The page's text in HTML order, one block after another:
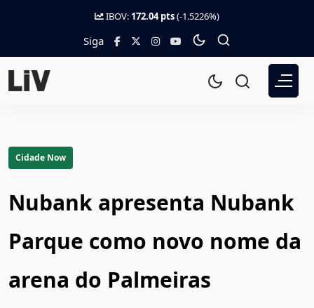
IBOV: 172.04 pts(-1.5226%)
Siga
Cidade Now
Nubank apresenta Nubank
Parque como novo nome da
arena do Palmeiras